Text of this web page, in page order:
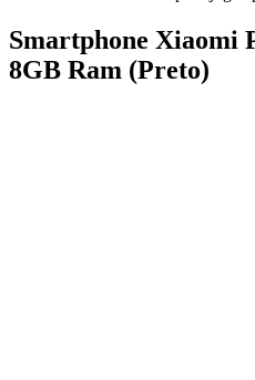
Smartphone Xiaomi
8GB Ram (Preto)